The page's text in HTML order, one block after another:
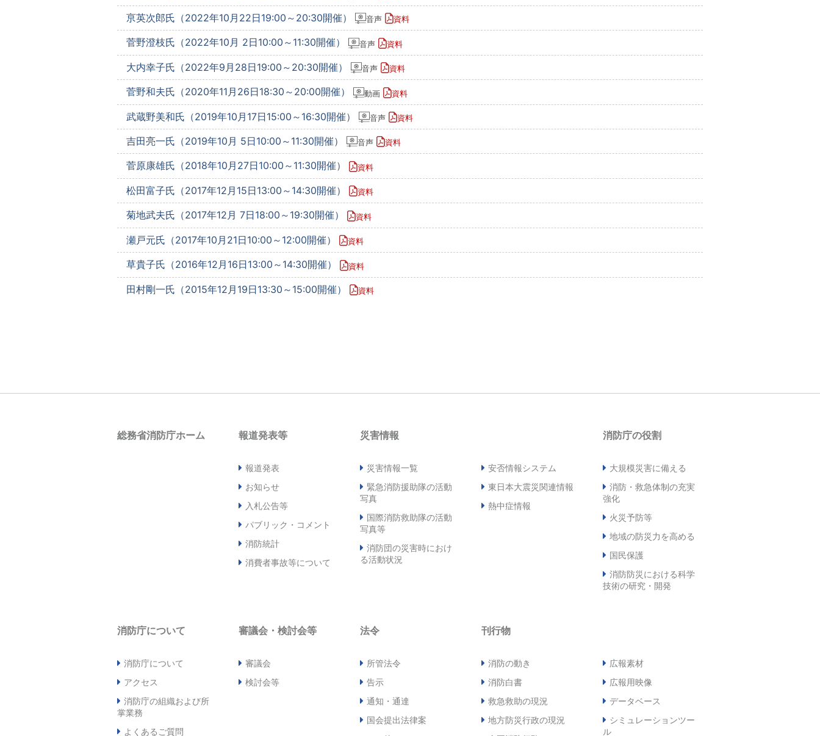
亰英次郎氏（2022年10月22日19:00～20:30開催） 音声 資料
菅野澄枝氏（2022年10月 2日10:00～11:30開催） 音声 資料
大内幸子氏（2022年9月28日19:00～20:30開催） 音声 資料
菅野和夫氏（2020年11月26日18:30～20:00開催） 動画 資料
武蔵野美和氏（2019年10月17日15:00～16:30開催） 音声 資料
吉田亮一氏（2019年10月 5日10:00～11:30開催） 音声 資料
菅原康雄氏（2018年10月27日10:00～11:30開催） 資料
松田富子氏（2017年12月15日13:00～14:30開催） 資料
菊地武夫氏（2017年12月 7日18:00～19:30開催） 資料
瀬戸元氏（2017年10月21日10:00～12:00開催） 資料
草貴子氏（2016年12月16日13:00～14:30開催） 資料
田村剛一氏（2015年12月19日13:30～15:00開催） 資料
総務省消防庁ホーム 報道発表等
報道発表
お知らせ
入札公告等
パブリック・コメント
消防統計
消費者事故等について
災害情報
災害情報一覧
緊急消防援助隊の活動
写真
国際消防救助隊の活動
写真等
消防団の災害時におけ
る活動状況
安否情報システム
東日本大震災関連情報
熱中症情報
消防庁の役割
大規模災害に備える
消防・救急体制の充実
強化
火災予防等
地域の防災力を高める
国民保護
消防防災における科学
技術の研究・開発
消防庁について
消防庁について
アクセス
消防庁の組織および所
掌業務
よくあるご質問
審議会・検討会等
審議会
検討会等
法令
所管法令
告示
通知・通達
国会提出法律案
刊行物
消防の動き
消防白書
救急救助の現況
地方防災行政の現況
広報素材
広報用映像
データベース
シミュレーションツー
ル